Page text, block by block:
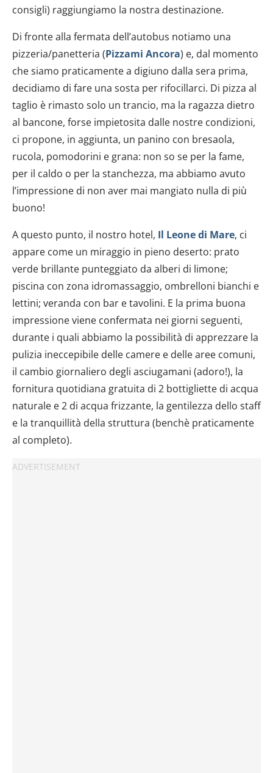
consigli) raggiungiamo la nostra destinazione.
Di fronte alla fermata dell’autobus notiamo una
pizzeria/panetteria (Pizzami Ancora) e, dal momento
che siamo praticamente a digiuno dalla sera prima,
decidiamo di fare una sosta per rifocillarci. Di pizza al
taglio è rimasto solo un trancio, ma la ragazza dietro
al bancone, forse impietosita dalle nostre condizioni,
ci propone, in aggiunta, un panino con bresaola,
rucola, pomodorini e grana: non so se per la fame,
per il caldo o per la stanchezza, ma abbiamo avuto
l’impressione di non aver mai mangiato nulla di più
buono!
A questo punto, il nostro hotel, Il Leone di Mare, ci
appare come un miraggio in pieno deserto: prato
verde brillante punteggiato da alberi di limone;
piscina con zona idromassaggio, ombrelloni bianchi e
lettini; veranda con bar e tavolini. E la prima buona
impressione viene confermata nei giorni seguenti,
durante i quali abbiamo la possibilità di apprezzare la
pulizia ineccepibile delle camere e delle aree comuni,
il cambio giornaliero degli asciugamani (adoro!), la
fornitura quotidiana gratuita di 2 bottigliette di acqua
naturale e 2 di acqua frizzante, la gentilezza dello staff
e la tranquillità della struttura (benchè praticamente
al completo).